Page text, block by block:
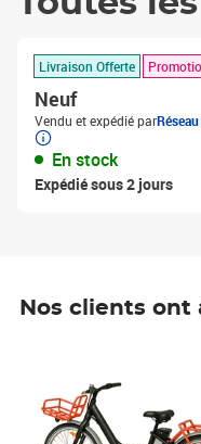
Livraison Offerte
Neuf
Vendu et expédié par
En stock
Expédié sous 2 jours
Nos clients ont